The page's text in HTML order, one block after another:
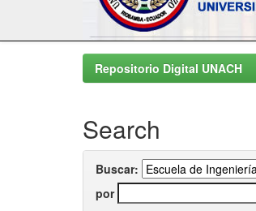
Skip
Repositorio Digital UNACH
Search
Buscar:
por